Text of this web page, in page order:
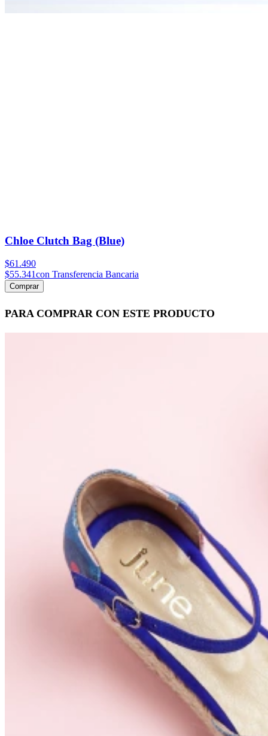
Chloe Clutch Bag (Blue)
$61.490
$55.341con Transferencia Bancaria
Comprar
PARA COMPRAR CON ESTE PRODUCTO